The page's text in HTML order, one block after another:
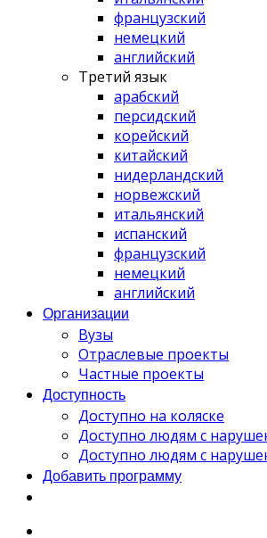
французский
немецкий
английский
Третий язык
арабский
персидский
корейский
китайский
нидерландский
норвежский
итальянский
испанский
французский
немецкий
английский
Организации
Вузы
Отраслевые проекты
Частные проекты
Доступность
Доступно на коляске
Доступно людям с
Доступно людям с
Добавить программу